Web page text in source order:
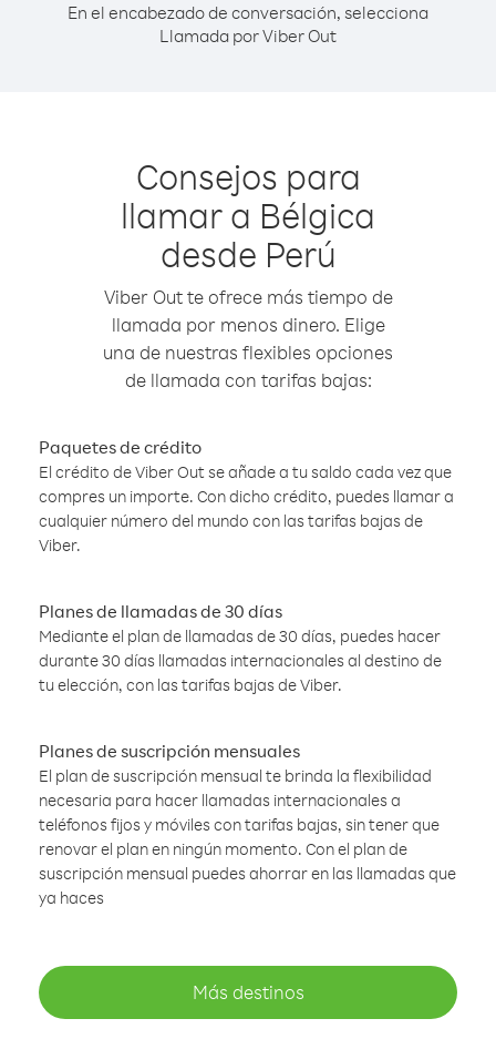
En el encabezado de conversación, selecciona
Llamada por Viber Out
Consejos para
llamar a Bélgica
desde Perú
Viber Out te ofrece más tiempo de
llamada por menos dinero. Elige
una de nuestras flexibles opciones
de llamada con tarifas bajas:
Paquetes de crédito
El crédito de Viber Out se añade a tu saldo cada vez que
compres un importe. Con dicho crédito, puedes llamar a
cualquier número del mundo con las tarifas bajas de
Viber.
Planes de llamadas de 30 días
Mediante el plan de llamadas de 30 días, puedes hacer
durante 30 días llamadas internacionales al destino de
tu elección, con las tarifas bajas de Viber.
Planes de suscripción mensuales
El plan de suscripción mensual te brinda la flexibilidad
necesaria para hacer llamadas internacionales a
teléfonos fijos y móviles con tarifas bajas, sin tener que
renovar el plan en ningún momento. Con el plan de
suscripción mensual puedes ahorrar en las llamadas que
ya haces
Más destinos